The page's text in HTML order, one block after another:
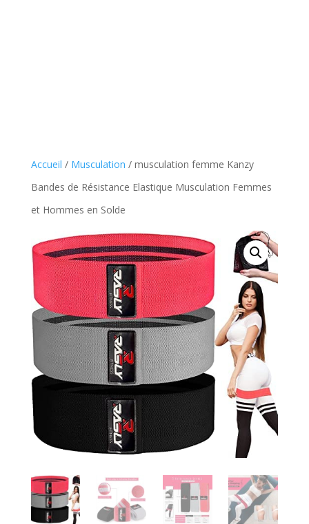
Accueil / Musculation / musculation femme Kanzy
Bandes de Résistance Elastique Musculation Femmes
et Hommes en Solde